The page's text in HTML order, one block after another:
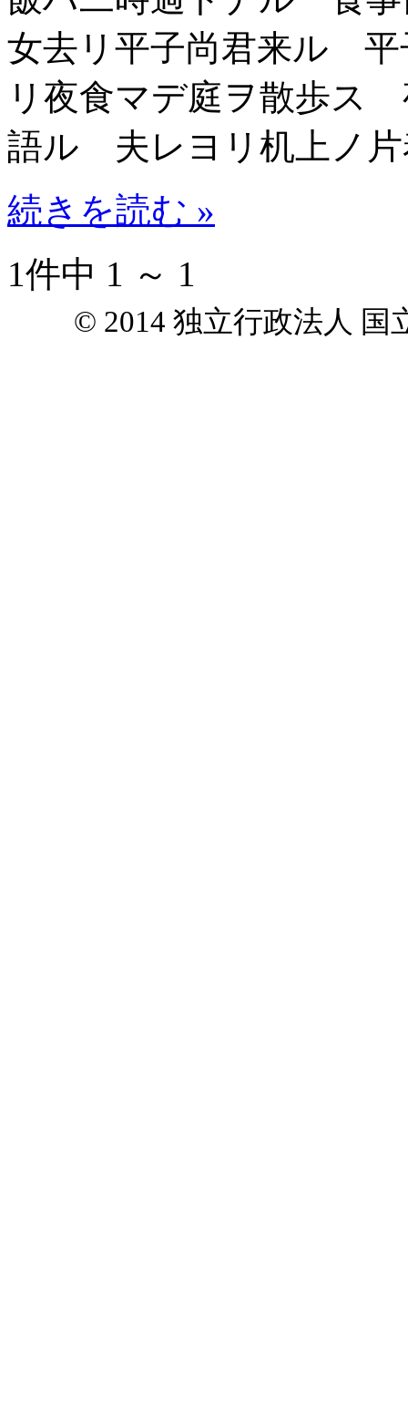
女去リ平子尚君来ル
リ夜食マデ庭ヲ散歩ス
語ル 夫レヨリ机上ノ片
続きを読む »
1件中 1 ～ 1
© 2014 独立行政法人 国